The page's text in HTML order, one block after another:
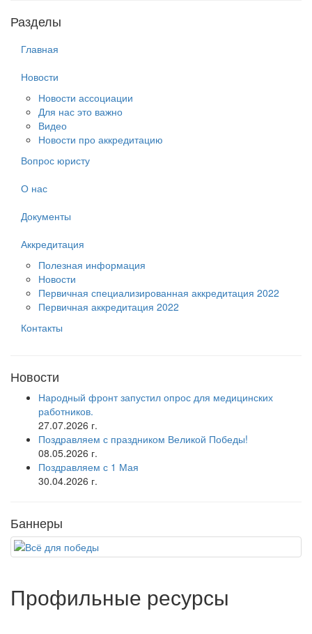
Разделы
Главная
Новости
Новости ассоциации
Для нас это важно
Видео
Новости про аккредитацию
Вопрос юристу
О нас
Документы
Аккредитация
Полезная информация
Новости
Первичная специализированная аккредитация 2022
Первичная аккредитация 2022
Контакты
Новости
Народный фронт запустил опрос для медицинских
работников.
27.07.2026 г.
Поздравляем с праздником Великой Победы!
08.05.2026 г.
Поздравляем с 1 Мая
30.04.2026 г.
Баннеры
Профильные ресурсы